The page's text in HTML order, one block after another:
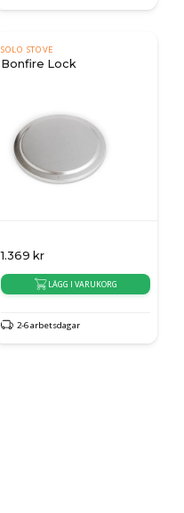
SOLO STOVE
Bonfire Lock
1.369 kr
LÄGG I VARUKORG
2-6 arbetsdagar